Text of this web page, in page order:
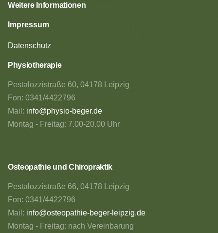
Weitere Informationen
Impressum
Datenschutz
Physiotherapie
Pestalozzistraße 60, 04178 Leipzig
Fon: 0341/4422796
Mail: info@physio-beger.de
Montag - Freitag: 7.00-20.00 Uhr
Osteopathie und Chiropraktik
Pestalozzistraße 66, 04178 Leipzig
Fon: 0341/4422796
Mail: info@osteopathie-beger-leipzig.de
Montag - Freitag: nach Vereinbarung